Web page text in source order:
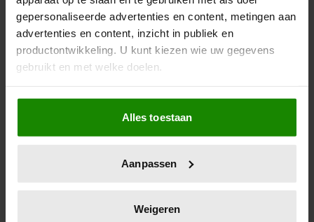
gepersonaliseerde advertenties en content, metingen aan
advertenties en content, inzicht in publiek en
productontwikkeling. U kunt kiezen wie uw gegevens
gebruikt en met welke doelen.
Als u het toestaat, willen we ook graag:
Informatie verzamelen over uw geografische
locatie, die tot een paar meter nauwkeurig kan zijn
scannen op specifieke eigenschappen (fingerprinting)
verwerkt en stel uw voorkeuren in het
Alles toestaan
Aanpassen
Weigeren